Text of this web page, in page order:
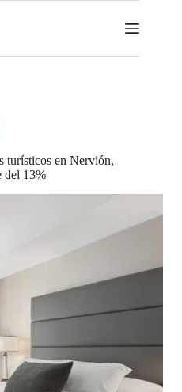
turísticos en Nervión,
del 13%